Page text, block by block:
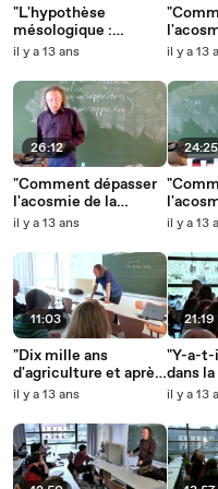
"L'hypothèse
mésologique :
histoire, évolution,
Berque
il y a 13 ans
26:12
"Comment dépasser
l'acosmie de la
modernité ?" (2/5) -
il y a 13 ans
11:03
"Dix mille ans
d'agriculture et après
?" (1/3) - Augustin
il y a 13 ans
il y a 13
24:25
il y a 13
21:19
"Y-a-t-
dans
-
il y a 13